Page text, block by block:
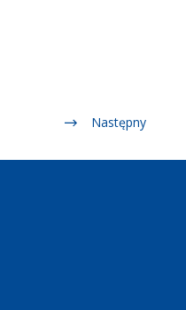
Następny